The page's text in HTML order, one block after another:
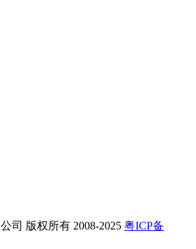
司 版权所有 2008-2025 粤ICP备